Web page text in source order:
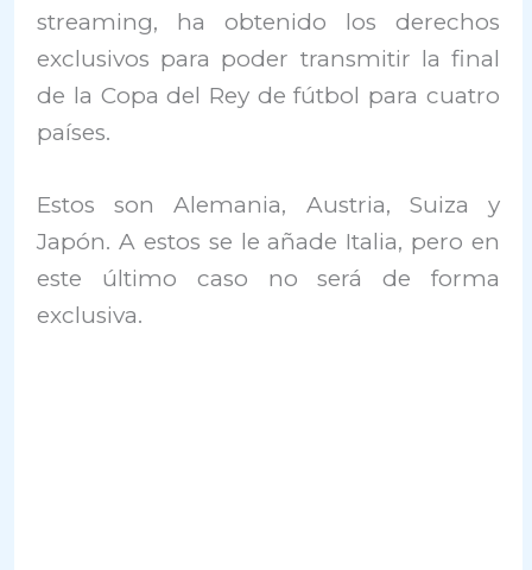
streaming, ha obtenido los derechos
exclusivos para poder transmitir la final
de la Copa del Rey de fútbol para cuatro
países.
Estos son Alemania, Austria, Suiza y
Japón. A estos se le añade Italia, pero en
este último caso no será de forma
exclusiva.